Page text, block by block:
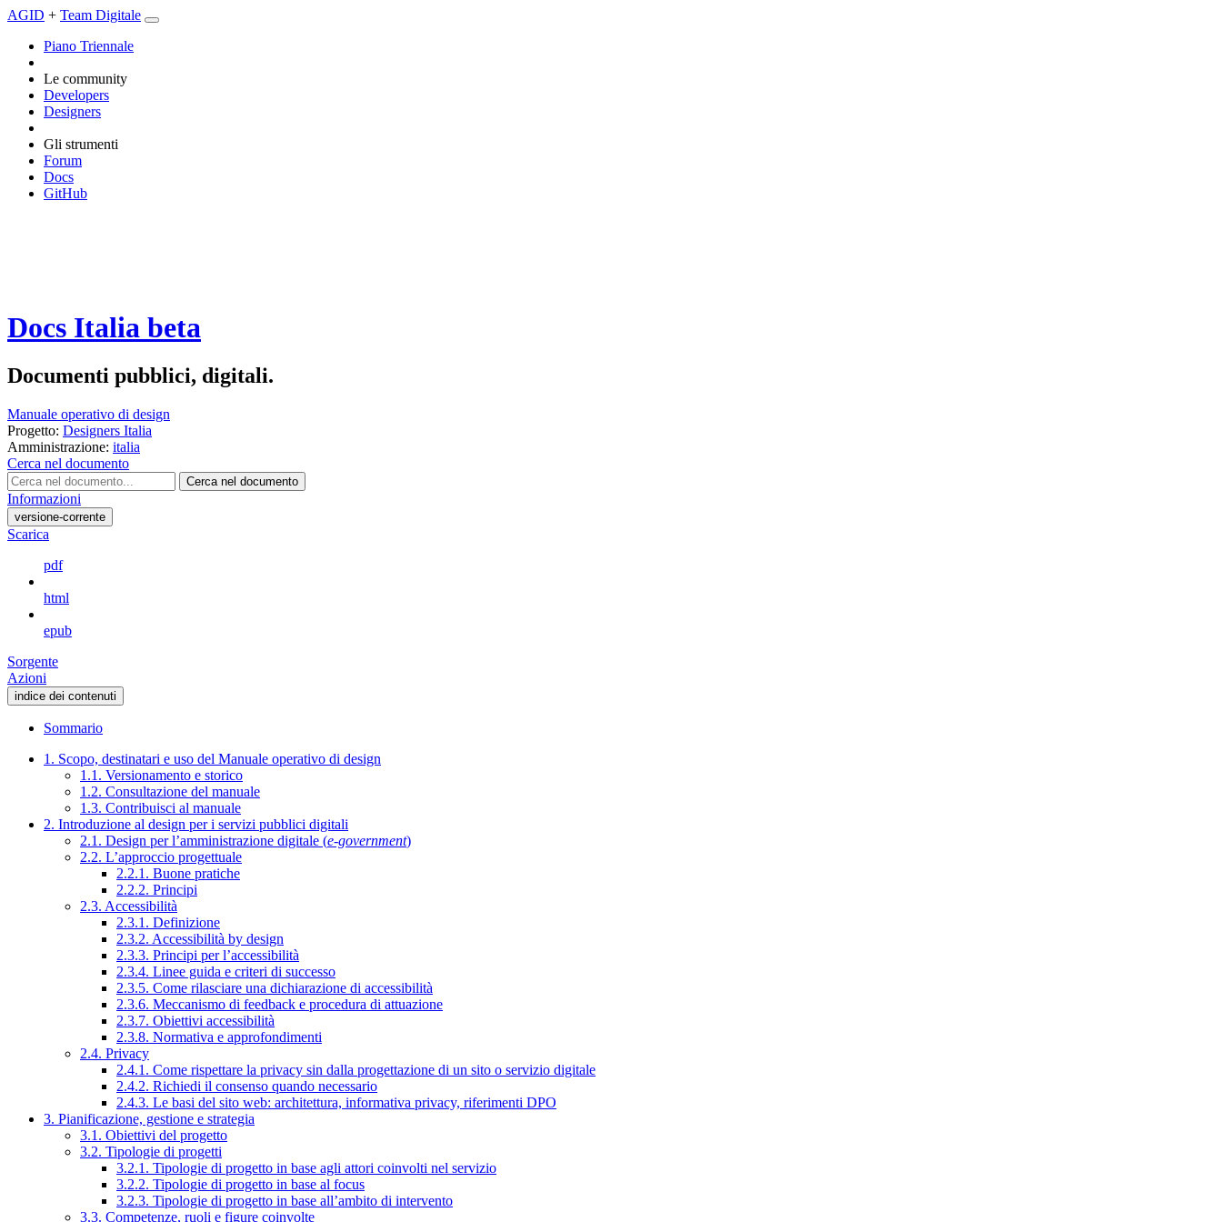
AGID + Team Digitale
Piano Triennale
Le community
Developers
Designers
Gli strumenti
Forum
Docs
GitHub
Docs Italia beta
Documenti pubblici, digitali.
Manuale operativo di design
Progetto: Designers Italia
Amministrazione: italia
Cerca nel documento
Cerca nel documento
Informazioni
versione-corrente
Scarica
pdf
html
epub
Sorgente
Azioni
indice dei contenuti
Sommario
1. Scopo, destinatari e uso del Manuale operativo di design
1.1. Versionamento e storico
1.2. Consultazione del manuale
1.3. Contribuisci al manuale
2. Introduzione al design per i servizi pubblici digitali
2.1. Design per l’amministrazione digitale (e-government)
2.2. L’approccio progettuale
2.2.1. Buone pratiche
2.2.2. Principi
2.3. Accessibilità
2.3.1. Definizione
2.3.2. Accessibilità by design
2.3.3. Principi per l’accessibilità
2.3.4. Linee guida e criteri di successo
2.3.5. Come rilasciare una dichiarazione di accessibilità
2.3.6. Meccanismo di feedback e procedura di attuazione
2.3.7. Obiettivi accessibilità
2.3.8. Normativa e approfondimenti
2.4. Privacy
2.4.1. Come rispettare la privacy sin dalla progettazione di un sito o servizio digitale
2.4.2. Richiedi il consenso quando necessario
2.4.3. Le basi del sito web: architettura, informativa privacy, riferimenti DPO
3. Pianificazione, gestione e strategia
3.1. Obiettivi del progetto
3.2. Tipologie di progetti
3.2.1. Tipologie di progetto in base agli attori coinvolti nel servizio
3.2.2. Tipologie di progetto in base al focus
3.2.3. Tipologie di progetto in base all’ambito di intervento
3.3. Competenze, ruoli e figure coinvolte